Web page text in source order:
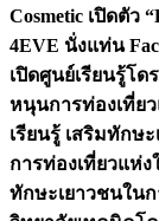
Cosmetic เปิดตัว
4EVE นั่งแท่น
เปิดศูนย์เรียนรู้โ
หนุนการท่องเที่ย
เรียนรู้ เสริมทักษ
การท่องเที่ยวแห่
ทักษะเยาวชนใน